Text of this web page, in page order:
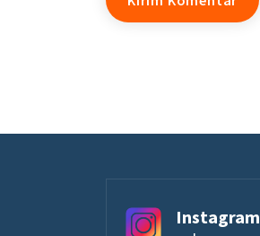
Instagram